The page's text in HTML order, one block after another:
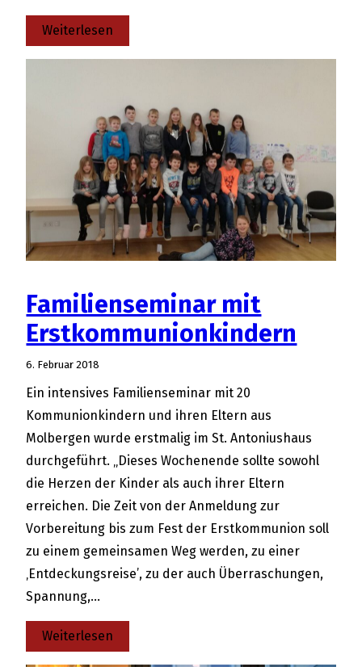
Weiterlesen
Suchenden
geben
–
Besuch
des
Lions
Club
Cloppenburg
Familienseminar mit
Erstkommunionkindern
6. Februar 2018
Ein intensives Familienseminar mit 20
Kommunionkindern und ihren Eltern aus
Molbergen wurde erstmalig im St. Antoniushaus
durchgeführt. „Dieses Wochenende sollte sowohl
die Herzen der Kinder als auch ihrer Eltern
erreichen. Die Zeit von der Anmeldung zur
Vorbereitung bis zum Fest der Erstkommunion soll
zu einem gemeinsamen Weg werden, zu einer
‚Entdeckungsreise’, zu der auch Überraschungen,
Spannung,…
Weiterlesen
Familienseminar